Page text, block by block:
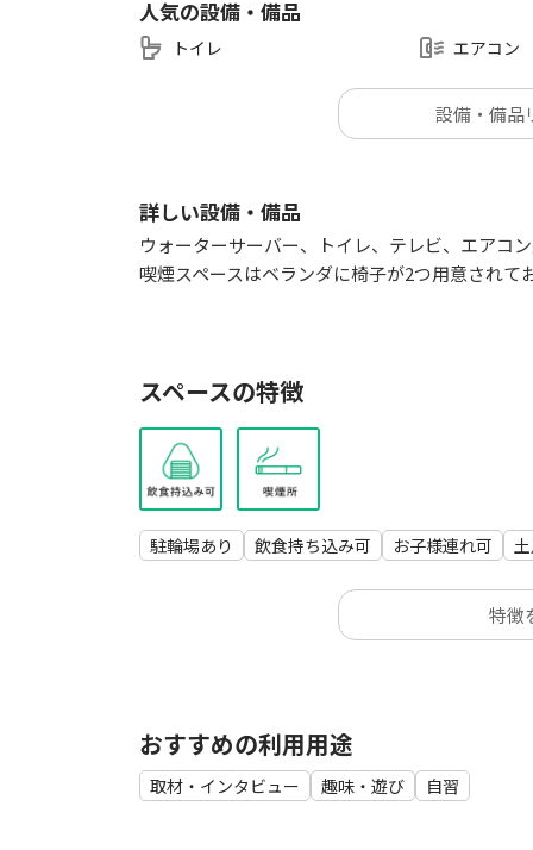
人気の設備・備品
トイレ エアコン
設備・備品
詳しい設備・備品
ウォーターサーバー、トイレ、テレビ、エアコ
喫煙スペースはベランダに椅子が2つ用意されて
スペースの特徴
駐輪場あり 飲食持ち込み可 お子様連れ可
特徴
おすすめの利用用途
取材・インタビュー 趣味・遊び 自習